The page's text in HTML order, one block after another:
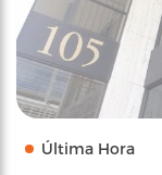
Última Hora